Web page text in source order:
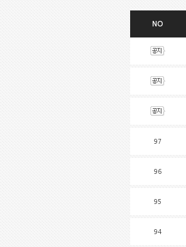
NO
97
96
95
94